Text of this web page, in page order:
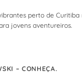
perto de Curitiba
jovens aventureiros.
– CONHEÇA.